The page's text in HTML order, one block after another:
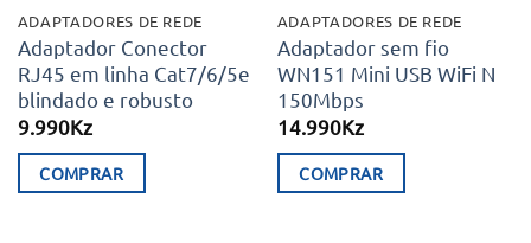
ADAPTADORES DE REDE
Adaptador Conector
RJ45 em linha Cat7/6/5e
blindado e robusto
9.990Kz
COMPRAR
ADAPTADORES DE REDE
Adaptador sem fio
WN151 Mini USB WiFi N
150Mbps
14.990Kz
COMPRAR